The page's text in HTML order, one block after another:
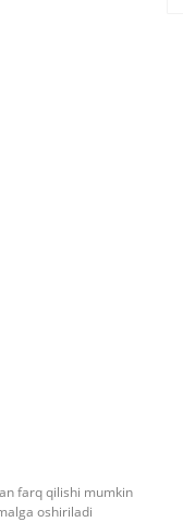
farq qilishi mumkin
oshiriladi